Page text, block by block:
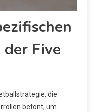
Five
die
betont, um